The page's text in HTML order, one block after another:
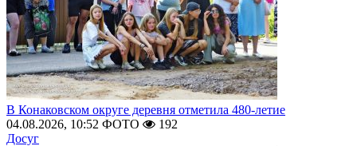
В Конаковском округе деревня отметила 480-летие
04.08.2026, 10:52 ФОТО
192
Досуг